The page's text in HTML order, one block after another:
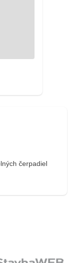
čerpadiel